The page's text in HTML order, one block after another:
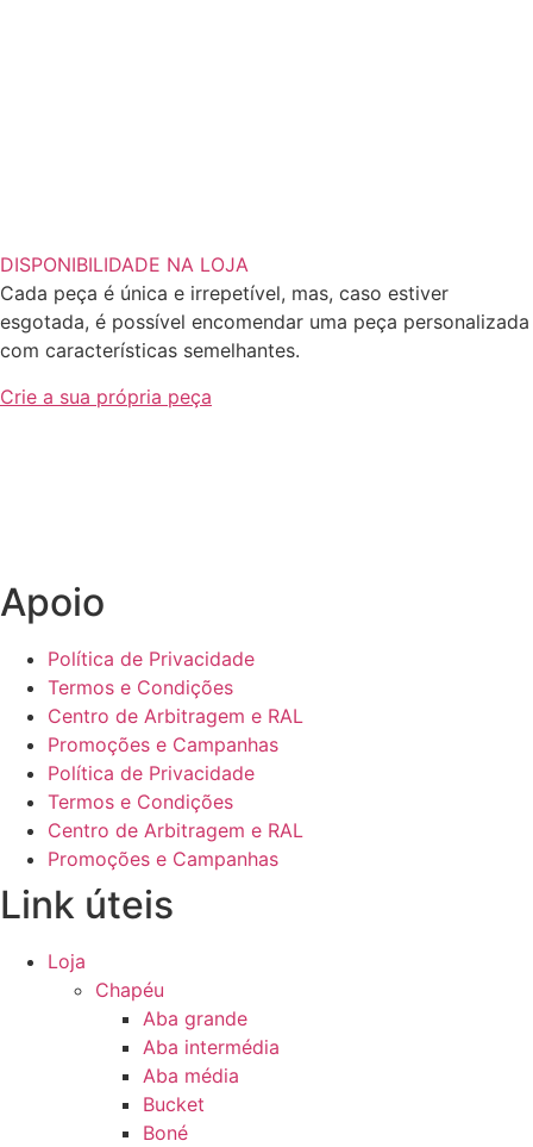
DISPONIBILIDADE NA LOJA
Cada peça é única e irrepetível, mas, caso estiver
esgotada, é possível encomendar uma peça personalizada
com características semelhantes.
Crie a sua própria peça
Apoio
Política de Privacidade
Termos e Condições
Centro de Arbitragem e RAL
Promoções e Campanhas
Política de Privacidade
Termos e Condições
Centro de Arbitragem e RAL
Promoções e Campanhas
Link úteis
Loja
Chapéu
Aba grande
Aba intermédia
Aba média
Bucket
Boné